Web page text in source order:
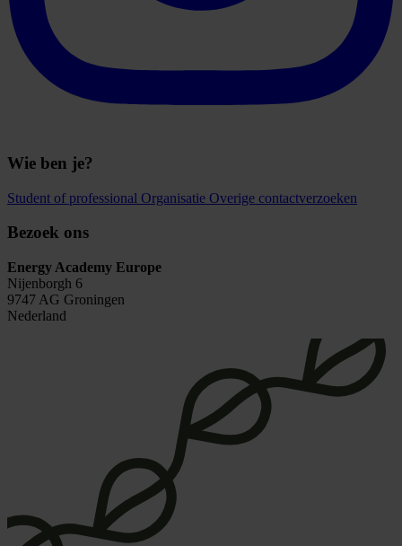
Wie ben je?
Student of professional Organisatie Overige contactverzoeken
Bezoek ons
Energy Academy Europe
Nijenborgh 6
9747 AG Groningen
Nederland